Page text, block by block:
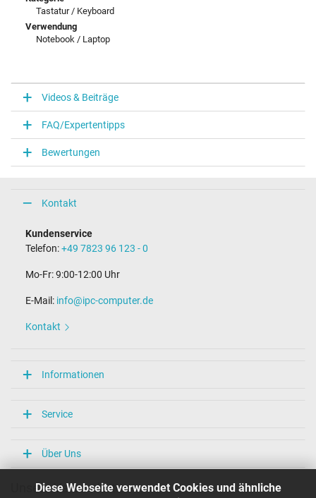
Diese Webseite verwendet Cookies und ähnliche
Tastatur / Keyboard
Verwendung
Notebook / Laptop
Videos & Beiträge
FAQ/Expertentipps
Bewertungen
Kontakt
Kundenservice
Telefon:+49 7823 96 123 - 0
Mo-Fr: 9:00-12:00 Uhr
E-Mail: info@ipc-computer.de
Kontakt
Informationen
Service
Über Uns
Unsere Versandarten